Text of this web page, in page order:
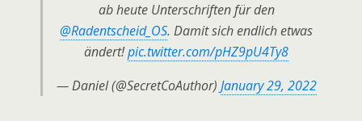
ab heute Unterschriften für den
@Radentscheid_OS. Damit sich endlich etwas
ändert!pic.twitter.com/pHZ9pU4Ty8
— Daniel (@SecretCoAuthor) January 29, 2022